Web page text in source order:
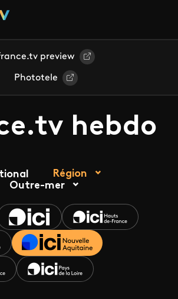
preview
Phototele
hebdo
Région
Outre-mer